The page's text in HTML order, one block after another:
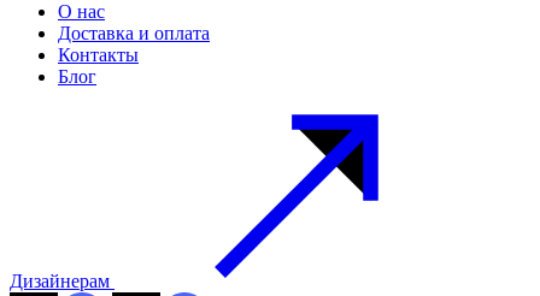
О нас
Доставка и оплата
Контакты
Блог
Дизайнерам